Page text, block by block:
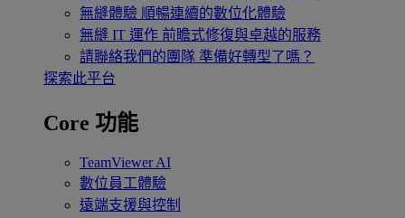
無縫體驗 順暢連續的數位化體驗
無縫 IT 運作 前瞻式修復與卓越的服務
請聯絡我們的團隊 準備好轉型了嗎？
探索此平台
Core 功能
TeamViewer AI
數位員工體驗
遠端支援與控制